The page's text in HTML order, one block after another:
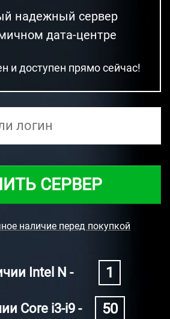
надежный сервер
дата-центре
и доступен прямо сейчас!
СЕРВЕР
наличие перед покупкой
Intel N - 1
Core i3-i9 - 50